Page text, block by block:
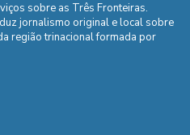
sobre as Três Fronteiras.
jornalismo original e local sobre
região trinacional formada por